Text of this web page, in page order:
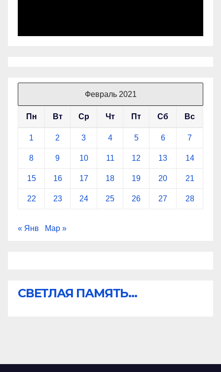
Февраль 2021
Пн Вт Ср Чт Пт Сб Вс
1 2 3 4 5 6 7
8 9 10 11 12 13 14
15 16 17 18 19 20 21
22 23 24 25 26 27 28
« Янв Мар »
СВЕТЛАЯ ПАМЯТЬ...